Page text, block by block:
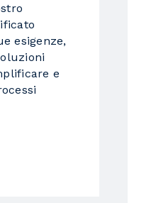
esigenze,
e